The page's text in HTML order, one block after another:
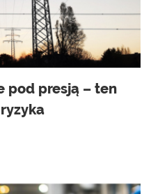
pod presją – ten